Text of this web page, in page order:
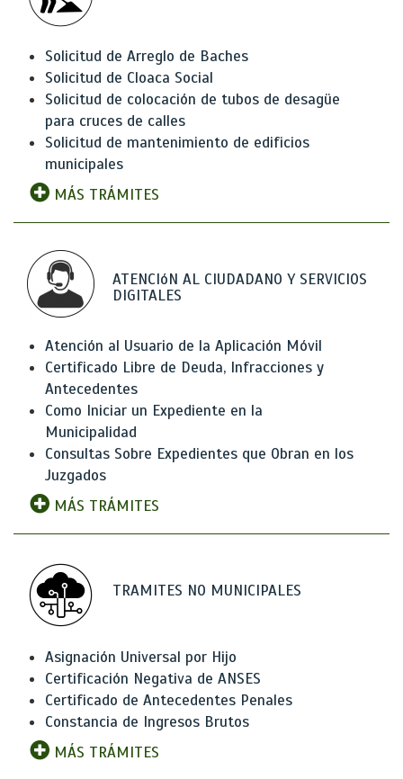
Solicitud de Arreglo de Baches
Solicitud de Cloaca Social
Solicitud de colocación de tubos de desagüe
para cruces de calles
Solicitud de mantenimiento de edificios
municipales
MÁS TRÁMITES
ATENCIóN AL CIUDADANO Y SERVICIOS
DIGITALES
Atención al Usuario de la Aplicación Móvil
Certificado Libre de Deuda, Infracciones y
Antecedentes
Como Iniciar un Expediente en la
Municipalidad
Consultas Sobre Expedientes que Obran en los
Juzgados
MÁS TRÁMITES
TRAMITES NO MUNICIPALES
Asignación Universal por Hijo
Certificación Negativa de ANSES
Certificado de Antecedentes Penales
Constancia de Ingresos Brutos
MÁS TRÁMITES